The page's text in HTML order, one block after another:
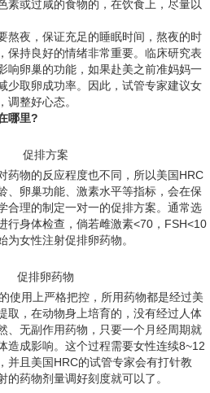
素或过咸的食物的，在饮食上，尽量以
熬夜，保证充足的睡眠时间，熬夜的时
保持良好的情绪非常重要。临床研究表
响卵巢的功能，如果赴美之前准妈妈一
少取卵成功率。因此，试管专家建议女
调整好心态。
哪里?
药物的反应程度也不同，所以美国HRC
、卵巢功能、激素水平等指标，会在保
合理的制定一对一的促排方案。通常选
行身体检查，倘若雌激素<70，FSH<10
为女性注射促排卵药物。
使用上严格把控，所用药物都是经过美
取，在动物身上培育的，没有经过人体
、无副作用药物，只要一个月经周期就
造成影响。这个过程需要女性连续8~12
并且美国HRC的试管专家会有打针教
药物剂量调好刻度就可以了。